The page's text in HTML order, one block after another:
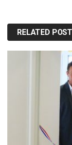
RELATED POST